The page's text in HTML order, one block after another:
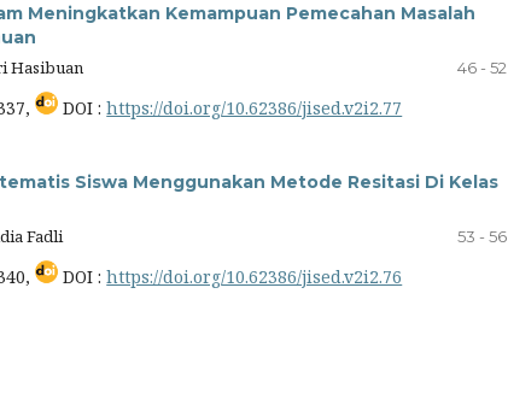
Meningkatkan Kemampuan Pemecahan Masalah
Hasibuan
46 - 52
DOI :https://doi.org/10.62386/jised.v2i2.77
Siswa Menggunakan Metode Resitasi Di Kelas
Fadli
53 - 56
DOI :https://doi.org/10.62386/jised.v2i2.76